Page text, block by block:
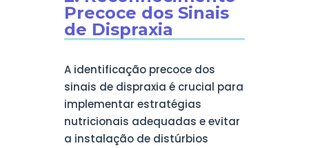
Precoce dos Sinais
de Dispraxia
A identificação precoce dos
sinais de dispraxia é crucial para
implementar estratégias
nutricionais adequadas e evitar
a instalação de distúrbios